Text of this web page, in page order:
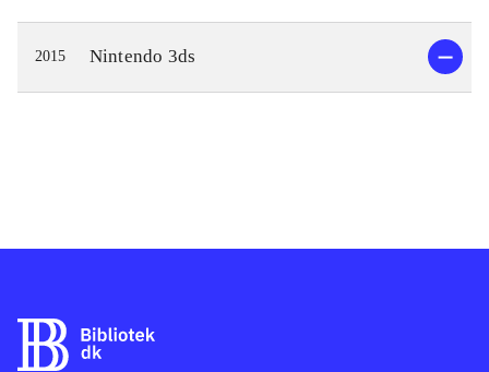
2015 Nintendo 3ds